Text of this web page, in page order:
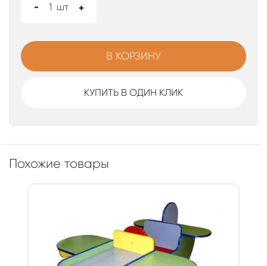
- 1 шт +
В КОРЗИНУ
КУПИТЬ В ОДИН КЛИК
Похожие товары